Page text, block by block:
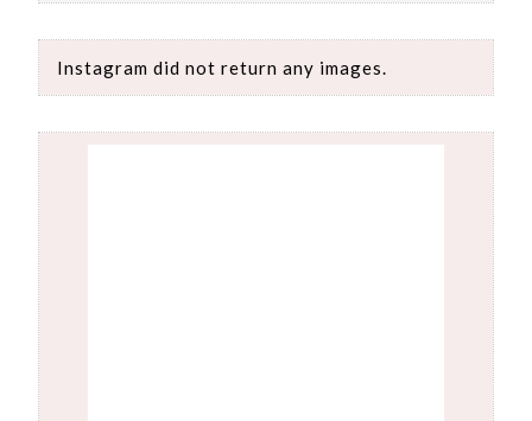
Instagram did not return any images.